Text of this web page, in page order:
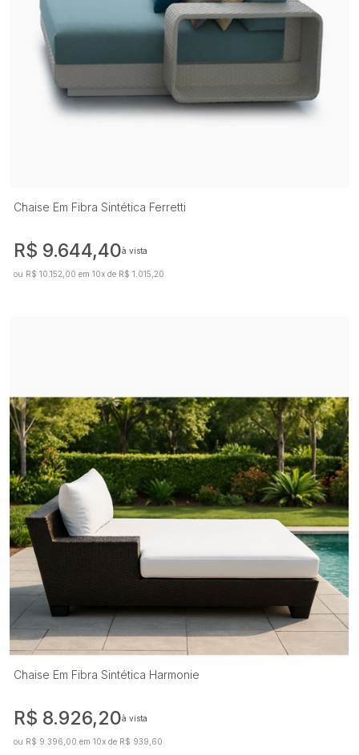
Chaise Em Fibra Sintética Ferretti
R$ 9.644,40à vista
ou R$ 10.152,00 em 10x de R$ 1.015,20
Chaise Em Fibra Sintética Harmonie
R$ 8.926,20à vista
ou R$ 9.396,00 em 10x de R$ 939,60